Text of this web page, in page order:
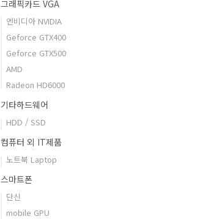
그래픽카드 VGA
엔비디아 NVIDIA
Geforce GTX400
Geforce GTX500
AMD
Radeon HD6000
기타하드웨어
HDD / SSD
컴퓨터 외 IT제품
노트북 Laptop
스마트폰
단신
mobile GPU